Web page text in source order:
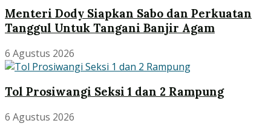
Menteri Dody Siapkan Sabo dan Perkuatan
Tanggul Untuk Tangani Banjir Agam
6 Agustus 2026
Tol Prosiwangi Seksi 1 dan 2 Rampung
6 Agustus 2026